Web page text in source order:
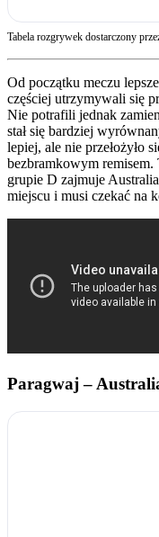
Tabela rozgrywek dostarczony
Od początku meczu
częściej utrzymywali się
Nie potrafili jednak
stał się bardziej
lepiej, ale nie przełożyło
bezbramkowym
grupie D zajmuje
miejscu i musi czekać na
Paragwaj –